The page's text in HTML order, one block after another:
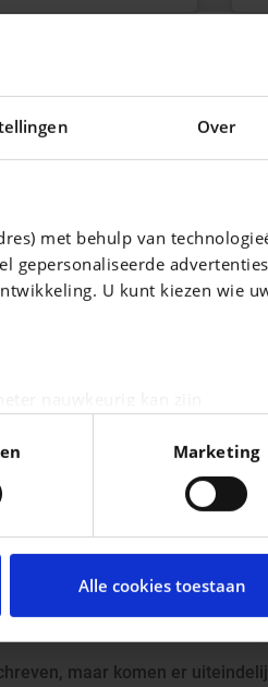
Over
met behulp van
gepersonaliseerde
U kunt kiezen wie
in het
detailgedeelte
voor social media te bieden
onze site met onze partners
met andere informatie
hun services.
Marketing
Alle cookies toestaan
T-
PORSCHE
BEVESTIGD
maar komen er